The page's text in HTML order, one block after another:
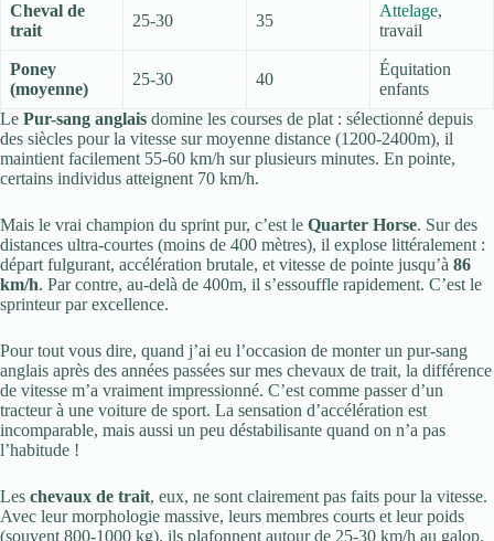
Cheval de
trait
25-30 35
Attelage,
travail
Poney
(moyenne)
25-30 40
Équitation
enfants
Le Pur-sang anglais domine les courses de plat : sélectionné depuis
des siècles pour la vitesse sur moyenne distance (1200-2400m), il
maintient facilement 55-60 km/h sur plusieurs minutes. En pointe,
certains individus atteignent 70 km/h.
Mais le vrai champion du sprint pur, c’est le Quarter Horse. Sur des
distances ultra-courtes (moins de 400 mètres), il explose littéralement :
départ fulgurant, accélération brutale, et vitesse de pointe jusqu’à 86
km/h. Par contre, au-delà de 400m, il s’essouffle rapidement. C’est le
sprinteur par excellence.
Pour tout vous dire, quand j’ai eu l’occasion de monter un pur-sang
anglais après des années passées sur mes chevaux de trait, la différence
de vitesse m’a vraiment impressionné. C’est comme passer d’un
tracteur à une voiture de sport. La sensation d’accélération est
incomparable, mais aussi un peu déstabilisante quand on n’a pas
l’habitude !
Les chevaux de trait, eux, ne sont clairement pas faits pour la vitesse.
Avec leur morphologie massive, leurs membres courts et leur poids
(souvent 800-1000 kg), ils plafonnent autour de 25-30 km/h au galop.